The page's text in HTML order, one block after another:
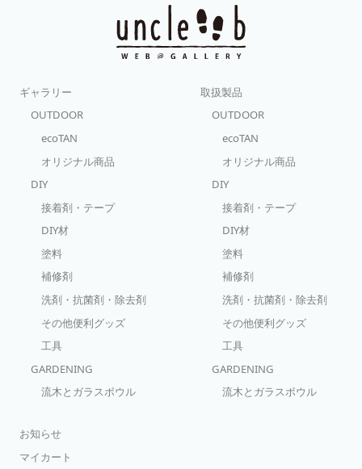
Charcoal』は天然由来100％、化学物質無添加 さて、皆さんはご存
じでしょうか？先に触れさせていただいた市場に最も流通している
「マングローブ炭」は主に東南アジアのマングローブ（潮間帯に生
育する樹木の総称）を原料とし作られています。それに対し、
『ecoTAN Coconuts Charcoal」は、ミルクやオイルなど商用利用
の糊」で固形化、成型炭としてリサイクルさせています。すなわち
商品化するプロセスにおいて、環境に手を加えず、その上、化学物
質を一切含まないとっても「エコロジーな炭」なのです。天然由来
100％であること。そして何より、この美しい地球、環境を第一に考
えた「次世代型の燃料」～ それが『ecoTAN Coconuts Charcoal」
です！ 煙が少ない。爆ぜづらい。小さなお子様やペットがいても安
心・安全 『ecoTAN Coconuts Charcoal」をはじめとした「成型
炭」は、加工段階で高熱で圧縮・固形化していることから内部にガ
という特徴があります。※マングローブ炭など木炭でBBQをしてい
ると突然炎が上がったり、「バチッ」と火の粉が跳ねて飛んでビッ
クリした（火傷など危険な目にあった）ことがあると思います。こ
れは木炭の内部が空洞になっており、そこにガス分が溜まっている
からです特に小さなお子様、ペットが近くにいる場所でのBBQは、
たいもの。そんな意味でも「煙が少なく爆ぜづらい」ecoTAN
「臭い」が少ないのもその特徴のひとつ。ガス分や水分が少なく炭
品など！）が含まれていないことから、着火の際によくある「酸っ
火性は「マングローブ炭などの木炭」や「着火加工成型炭」にはか
検証比）、備長炭のような安定した火力が保てます。「強く安定し
に重要な要素です。また、「長い燃焼時間」は、「コストパフォー
もっと優しく、もっと大切に」。『ecoTAN Coconuts Charcoal』
にしてみる まずは完成図をスケッチでも構いませんので描いてみま
しょう。スパイスラックを設置したいスペースを測ります。次に収
納したいスパイスをイメージし、1種類あたりの空間をスケッチに書
き込み、スパイスラックの高さや幅、棚数を決めていきましょう。
スパイスラックのサイズが決まったら次に材種を選びます。今回は
㎜&times;300㎜サイズで1枚、シナベニヤ12㎜ 300㎜&times;300
㎜サイズで1枚ずつ使用して製作しています。。 &nbsp; 材料が一通
寸法に鉛筆で墨付けをします。書いた線は後ほど消しゴムもしくは
ち込む箇所にあらかじめ下穴をあけておきましょう。また、側板に
み立てる前に木口仕上げテープを貼っておきましょう。組んだ際に
らカット。サンドペーパーで仕上げます。※「木口テープカッター」
で仕上げることにより無垢材のような仕上がりに！！テープは木で
工用ビスを打ち込み各部材を固定していきます。 step.5 木ダボでビ
していきます。 はみ出た木ダボは鋸で切り落とします。その際、表
ンドペーパーで仕上げて完成！！！ これでキッチン周りもスッキ
チャレンジしてみてください！
ギャラリー
OUTDOOR
ecoTAN
オリジナル商品
DIY
接着剤・テープ
DIY材
塗料
補修剤
洗剤・抗菌剤・除去剤
その他便利グッズ
工具
GARDENING
流木とガラスボウル
取扱製品
OUTDOOR
ecoTAN
オリジナル商品
DIY
接着剤・テープ
DIY材
塗料
補修剤
洗剤・抗菌剤・除去剤
その他便利グッズ
工具
GARDENING
流木とガラスボウル
お知らせ
マイカート